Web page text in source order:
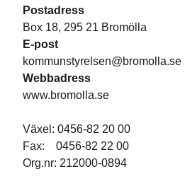
Postadress
Box 18, 295 21 Bromölla
E-post
kommunstyrelsen@bromolla.se
Webbadress
www.bromolla.se
Växel: 0456-82 20 00
Fax: 0456-82 22 00
Org.nr: 212000-0894